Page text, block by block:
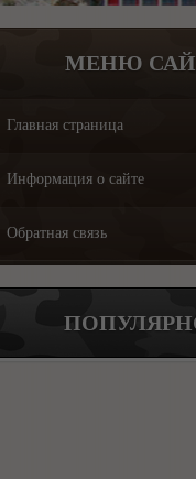
МЕНЮ
Главная страница
Информация о сайте
Обратная связь